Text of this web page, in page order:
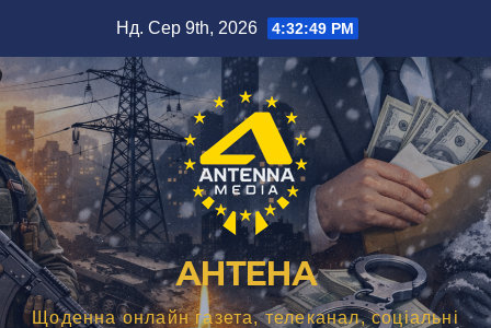
вмісту
Нд. Сер 9th, 2026 4:32:50 PM
АНТЕНА
Щоденна онлайн газета, телеканал, соціальні